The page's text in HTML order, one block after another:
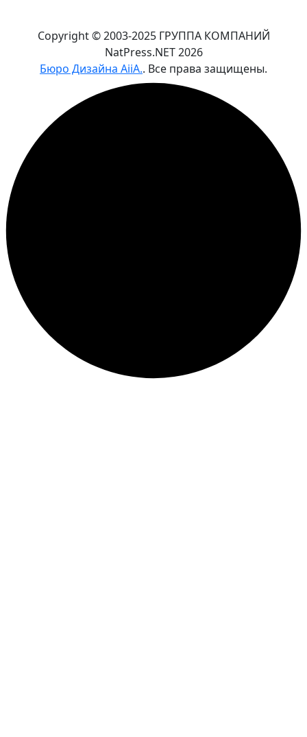
Copyright © 2003-2025 ГРУППА КОМПАНИЙ
NatPress.NET2026
Бюро Дизайна AiiA.. Все права защищены.